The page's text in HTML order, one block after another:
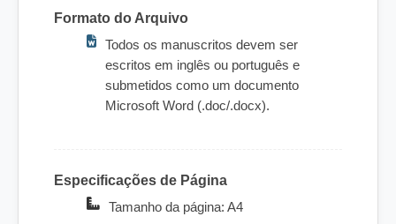
Formato do Arquivo
Todos os manuscritos devem ser
escritos em inglês ou português e
submetidos como um documento
Microsoft Word (.doc/.docx).
Especificações de Página
Tamanho da página: A4